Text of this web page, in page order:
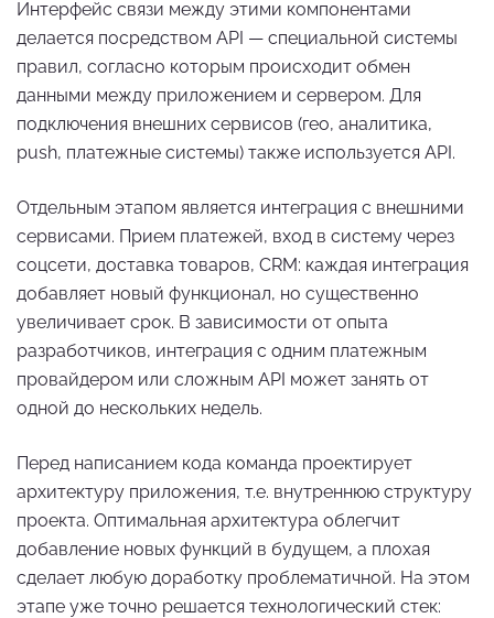
Интерфейс связи между этими компонентами
делается посредством API — специальной системы
правил, согласно которым происходит обмен
данными между приложением и сервером. Для
подключения внешних сервисов (гео, аналитика,
push, платежные системы) также используется API.
Отдельным этапом является интеграция с внешними
сервисами. Прием платежей, вход в систему через
соцсети, доставка товаров, CRM: каждая интеграция
добавляет новый функционал, но существенно
увеличивает срок. В зависимости от опыта
разработчиков, интеграция с одним платежным
провайдером или сложным API может занять от
одной до нескольких недель.
Перед написанием кода команда проектирует
архитектуру приложения, т.е. внутреннюю структуру
проекта. Оптимальная архитектура облегчит
добавление новых функций в будущем, а плохая
сделает любую доработку проблематичной. На этом
этапе уже точно решается технологический стек: